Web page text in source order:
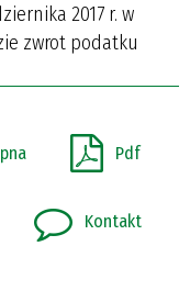
2017 r. w
zwrot podatku
Pdf
Kontakt